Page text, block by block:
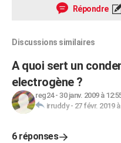
Répondre
Discussions similaires
A quoi sert un
electrogène ?
reg24- 30 janv. 2009 à
irruddy- 27 févr. 2019
6 réponses